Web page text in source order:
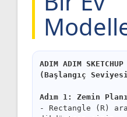
ADIM ADIM SKETCHUP
(Başlangıç
Adım 1: Zemin
- Rectangle (R)